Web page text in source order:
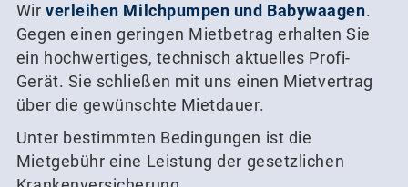
Wirverleihen Milchpumpen und Babywaagen.
Gegen einen geringen Mietbetrag erhalten Sie
ein hochwertiges, technisch aktuelles Profi-
Gerät. Sie schließen mit uns einen Mietvertrag
über die gewünschte Mietdauer.
Unter bestimmten Bedingungen ist die
Mietgebühr eine Leistung der gesetzlichen